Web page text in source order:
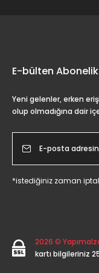
E-bülten Abonelik
Yeni gelenler, erken
olup olmadığına dair
*istediğiniz zaman
2026 ©
kartı bilgileriniz